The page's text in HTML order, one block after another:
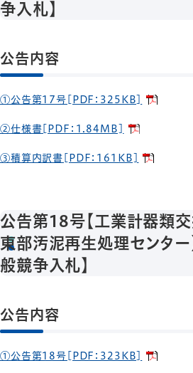
争入札】
公告内容
①公告第17号[PDF：325KB]
②仕様書[PDF：1.84MB]
③積算内訳書[PDF：161KB]
公告第18号【工業計器類
東部汚泥再生処理センター
般競争入札】
公告内容
①公告第18号[PDF：323KB]